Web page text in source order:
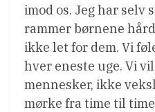
imod os. Jeg har selv
rammer børnene
ikke let for dem. Vi
hver eneste uge. Vi
mennesker, ikke
mørke fra time til